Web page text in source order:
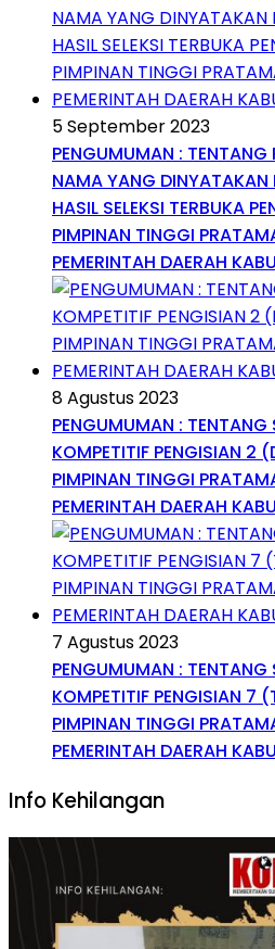
5 September 2023
PENGUMUMAN : TENTANG
NAMA YANG
HASIL SELEKSI TERBUKA
PIMPINAN TINGGI
PEMERINTAH DAERAH
8 Agustus 2023
PENGUMUMAN : TENTANG
KOMPETITIF PENGISIAN 2
PIMPINAN TINGGI
PEMERINTAH DAERAH
7 Agustus 2023
PENGUMUMAN : TENTANG
KOMPETITIF PENGISIAN
PIMPINAN TINGGI
PEMERINTAH DAERAH
Info Kehilangan